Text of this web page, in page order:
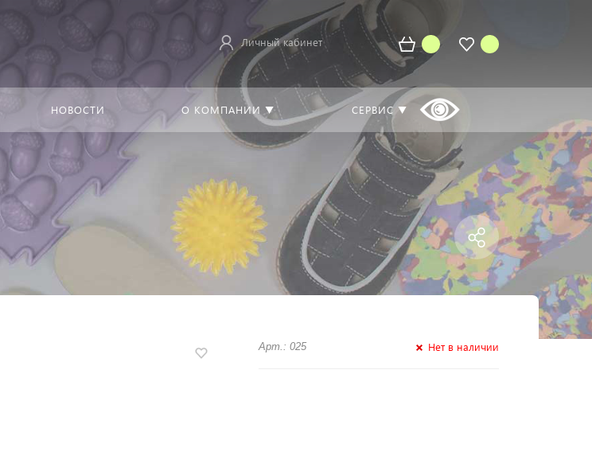
Личный кабинет
НОВОСТИ О КОМПАНИИ ▼ СЕРВИС ▼
Арт.: 025 Нет в наличии